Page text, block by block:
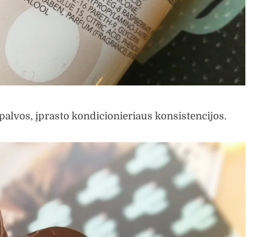
įprasto kondicionieriaus konsistencijos.